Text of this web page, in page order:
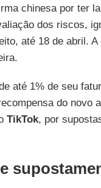
chinesa por ter
dos riscos,
até 18 de abril.
até 1% de seu
do novo
TikTok, por